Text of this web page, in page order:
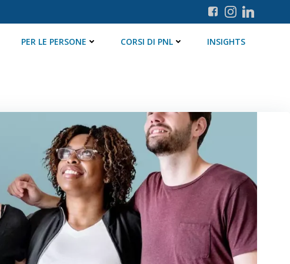
PER LE PERSONE CORSI DI PNL INSIGHTS